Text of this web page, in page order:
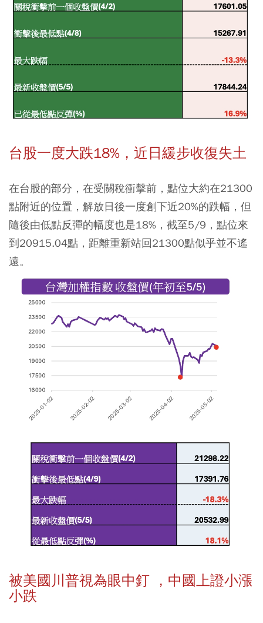
台股一度大跌18%，近日緩步收復失土
在台股的部分，在受關稅衝擊前，點位大約在21300
點附近的位置，解放日後一度創下近20%的跌幅，但
隨後由低點反彈的幅度也是18%，截至5/9，點位來
到20915.04點，距離重新站回21300點似乎並不遙
遠。
被美國川普視為眼中釘 ，中國上證小漲
小跌